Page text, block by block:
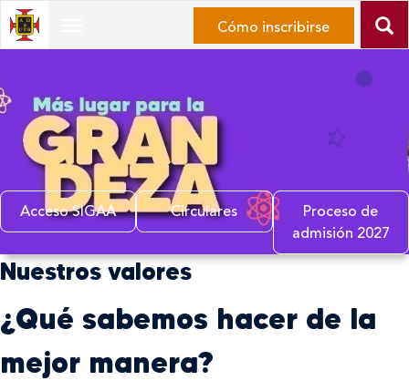
al
contenido
Ir
al
menú
navegación
al
mapa
del
Navegación
Cómo inscribirse
Acceso SIGAA Circulares
Proceso de
admisión 2027
Inicio
del
contenido
principal
Nuestros valores
¿Qué sabemos hacer de la
mejor manera?